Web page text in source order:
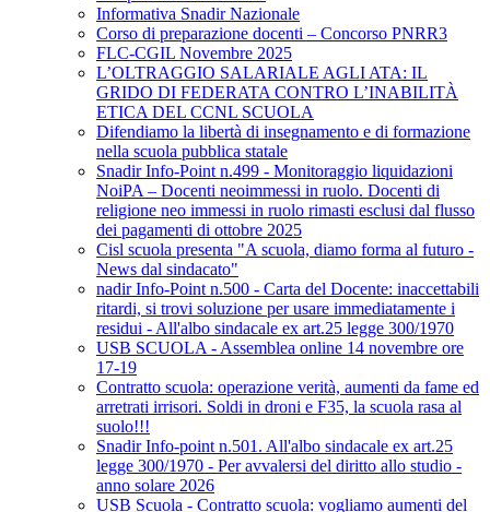
Informativa Snadir Nazionale
Corso di preparazione docenti – Concorso PNRR3
FLC-CGIL Novembre 2025
L’OLTRAGGIO SALARIALE AGLI ATA: IL
GRIDO DI FEDERATA CONTRO L’INABILITÀ
ETICA DEL CCNL SCUOLA
Difendiamo la libertà di insegnamento e di formazione
nella scuola pubblica statale
Snadir Info-Point n.499 - Monitoraggio liquidazioni
NoiPA – Docenti neoimmessi in ruolo. Docenti di
religione neo immessi in ruolo rimasti esclusi dal flusso
dei pagamenti di ottobre 2025
Cisl scuola presenta "A scuola, diamo forma al futuro -
News dal sindacato"
nadir Info-Point n.500 - Carta del Docente: inaccettabili
ritardi, si trovi soluzione per usare immediatamente i
residui - All'albo sindacale ex art.25 legge 300/1970
USB SCUOLA - Assemblea online 14 novembre ore
17-19
Contratto scuola: operazione verità, aumenti da fame ed
arretrati irrisori. Soldi in droni e F35, la scuola rasa al
suolo!!!
Snadir Info-point n.501. All'albo sindacale ex art.25
legge 300/1970 - Per avvalersi del diritto allo studio -
anno solare 2026
USB Scuola - Contratto scuola: vogliamo aumenti del